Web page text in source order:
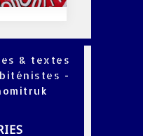
& textes
-